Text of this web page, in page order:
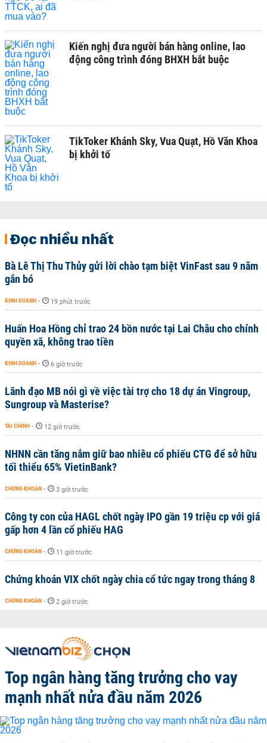
Kiến nghị đưa người bán hàng online, lao
động công trình đóng BHXH bắt buộc
TikToker Khánh Sky, Vua Quạt, Hồ Văn Khoa
bị khởi tố
Đọc nhiều nhất
Bà Lê Thị Thu Thủy gửi lời chào tạm biệt VinFast sau 9 năm
gắn bó
KINH DOANH - 19 phút trước
Huấn Hoa Hồng chỉ trao 24 bồn nước tại Lai Châu cho chính
quyền xã, không trao tiền
KINH DOANH - 6 giờ trước
Lãnh đạo MB nói gì về việc tài trợ cho 18 dự án Vingroup,
Sungroup và Masterise?
TÀI CHÍNH - 12 giờ trước
NHNN cần tăng nắm giữ bao nhiêu cổ phiếu CTG để sở hữu
tối thiểu 65% VietinBank?
CHỨNG KHOÁN - 3 giờ trước
Công ty con của HAGL chốt ngày IPO gần 19 triệu cp với giá
gấp hơn 4 lần cổ phiếu HAG
CHỨNG KHOÁN - 11 giờ trước
Chứng khoán VIX chốt ngày chia cổ tức ngay trong tháng 8
CHỨNG KHOÁN - 2 giờ trước
Top ngân hàng tăng trưởng cho vay
mạnh nhất nửa đầu năm 2026